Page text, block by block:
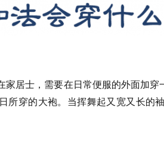
家居士，需要在日常便服的外面加穿
所穿的大袍。当挥舞起又宽又长的